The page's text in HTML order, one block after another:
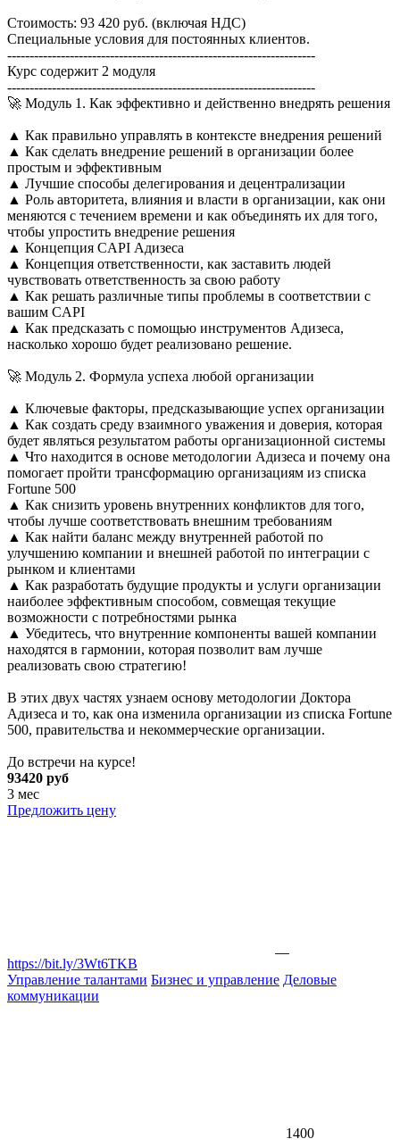
Стоимость: 93 420 руб. (включая НДС)
Специальные условия для постоянных клиентов.
---------------------------------------------------------------------
Курс содержит 2 модуля
---------------------------------------------------------------------
🚀 Модуль 1. Как эффективно и действенно внедрять решения
▲ Как правильно управлять в контексте внедрения решений
▲ Как сделать внедрение решений в организации более
простым и эффективным
▲ Лучшие способы делегирования и децентрализации
▲ Роль авторитета, влияния и власти в организации, как они
меняются с течением времени и как объединять их для того,
чтобы упростить внедрение решения
▲ Концепция CAPI Адизеса
▲ Концепция ответственности, как заставить людей
чувствовать ответственность за свою работу
▲ Как решать различные типы проблемы в соответствии с
вашим CAPI
▲ Как предсказать с помощью инструментов Адизеса,
насколько хорошо будет реализовано решение.
🚀 Модуль 2. Формула успеха любой организации
▲ Ключевые факторы, предсказывающие успех организации
▲ Как создать среду взаимного уважения и доверия, которая
будет являться результатом работы организационной системы
▲ Что находится в основе методологии Адизеса и почему она
помогает пройти трансформацию организациям из списка
Fortune 500
▲ Как снизить уровень внутренних конфликтов для того,
чтобы лучше соответствовать внешним требованиям
▲ Как найти баланс между внутренней работой по
улучшению компании и внешней работой по интеграции с
рынком и клиентами
▲ Как разработать будущие продукты и услуги организации
наиболее эффективным способом, совмещая текущие
возможности с потребностями рынка
▲ Убедитесь, что внутренние компоненты вашей компании
находятся в гармонии, которая позволит вам лучше
реализовать свою стратегию!
В этих двух частях узнаем основу методологии Доктора
Адизеса и то, как она изменила организации из списка Fortune
500, правительства и некоммерческие организации.
До встречи на курсе!
93420 руб
3 мес
Предложить цену
https://bit.ly/3Wt6TKB
Управление талантами Бизнес и управление Деловые
коммуникации
1400